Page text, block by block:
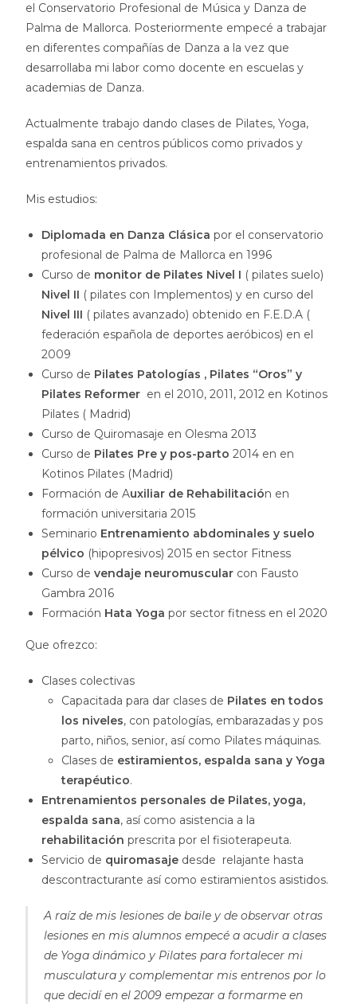
el Conservatorio Profesional de Música y Danza de
Palma de Mallorca. Posteriormente empecé a trabajar
en diferentes compañías de Danza a la vez que
desarrollaba mi labor como docente en escuelas y
academias de Danza.
Actualmente trabajo dando clases de Pilates, Yoga,
espalda sana en centros públicos como privados y
entrenamientos privados.
Mis estudios:
Diplomada en Danza Clásica por el conservatorio
profesional de Palma de Mallorca en 1996
Curso de monitor de Pilates Nivel I ( pilates suelo)
Nivel II ( pilates con Implementos) y en curso del
Nivel III ( pilates avanzado) obtenido en F.E.D.A (
federación española de deportes aeróbicos) en el
2009
Curso de Pilates Patologías , Pilates “Oros” y
Pilates Reformer en el 2010, 2011, 2012 en Kotinos
Pilates ( Madrid)
Curso de Quiromasaje en Olesma 2013
Curso de Pilates Pre y pos-parto 2014 en en
Kotinos Pilates (Madrid)
Formación de Auxiliar de Rehabilitación en
formación universitaria 2015
Seminario Entrenamiento abdominales y suelo
pélvico (hipopresivos) 2015 en sector Fitness
Curso de vendaje neuromuscular con Fausto
Gambra 2016
Formación Hata Yoga por sector fitness en el 2020
Que ofrezco:
Clases colectivas
Capacitada para dar clases de Pilates en todos
los niveles, con patologías, embarazadas y pos
parto, niños, senior, así como Pilates máquinas.
Clases de estiramientos, espalda sana y Yoga
terapéutico.
Entrenamientos personales de Pilates, yoga,
espalda sana, así como asistencia a la
rehabilitación prescrita por el fisioterapeuta.
Servicio de quiromasaje desde relajante hasta
descontracturante así como estiramientos asistidos.
A raíz de mis lesiones de baile y de observar otras
lesiones en mis alumnos empecé a acudir a clases
de Yoga dinámico y Pilates para fortalecer mi
musculatura y complementar mis entrenos por lo
que decidí en el 2009 empezar a formarme en